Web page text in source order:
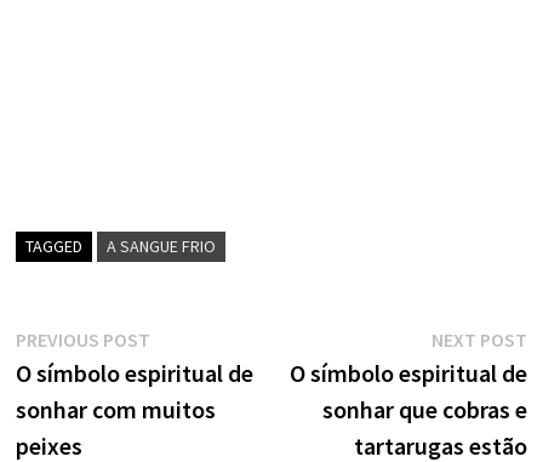
TAGGED A SANGUE FRIO
Navegação
de
artigos
PREVIOUS POSTPrevious
post:
O símbolo espiritual de
sonhar com muitos
peixes
NEXT POST
O símbolo espiritual de
sonhar que cobras e
tartarugas estão